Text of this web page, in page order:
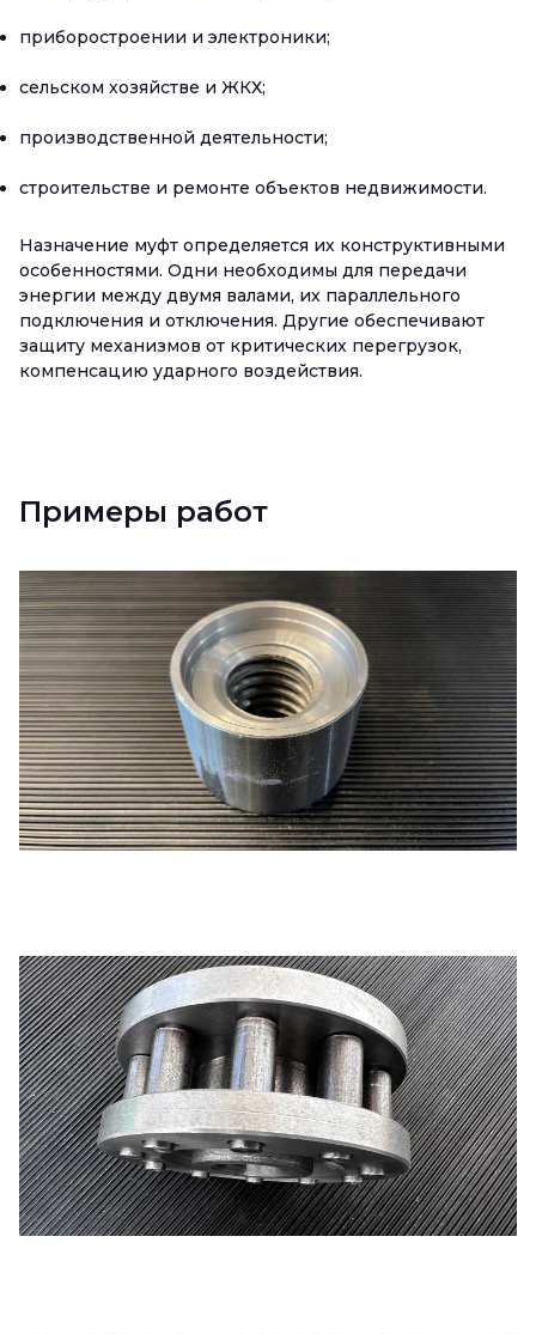
приборостроении и электроники;
сельском хозяйстве и ЖКХ;
производственной деятельности;
строительстве и ремонте объектов недвижимости.
Назначение муфт определяется их конструктивными
особенностями. Одни необходимы для передачи
энергии между двумя валами, их параллельного
подключения и отключения. Другие обеспечивают
защиту механизмов от критических перегрузок,
компенсацию ударного воздействия.
Примеры работ